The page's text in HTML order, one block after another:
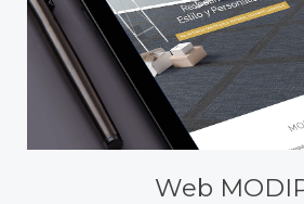
Web